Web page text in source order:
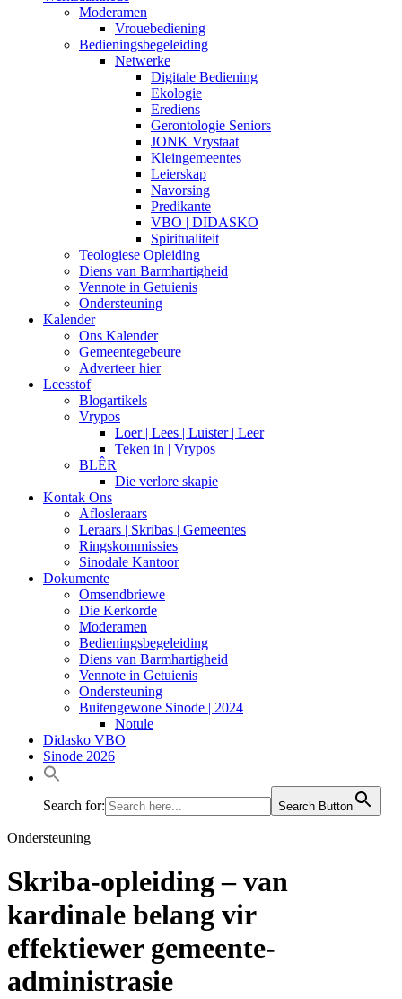
Moderamen
Vrouebediening
Bedieningsbegeleiding
Netwerke
Digitale Bediening
Ekologie
Erediens
Gerontologie Seniors
JONK Vrystaat
Kleingemeentes
Leierskap
Navorsing
Predikante
VBO | DIDASKO
Spiritualiteit
Teologiese Opleiding
Diens van Barmhartigheid
Vennote in Getuienis
Ondersteuning
Kalender
Ons Kalender
Gemeentegebeure
Adverteer hier
Leesstof
Blogartikels
Vrypos
Loer | Lees | Luister | Leer
Teken in | Vrypos
BLÊR
Die verlore skapie
Kontak Ons
Aflosleraars
Leraars | Skribas | Gemeentes
Ringskommissies
Sinodale Kantoor
Dokumente
Omsendbriewe
Die Kerkorde
Moderamen
Bedieningsbegeleiding
Diens van Barmhartigheid
Vennote in Getuienis
Ondersteuning
Buitengewone Sinode | 2024
Notule
Didasko VBO
Sinode 2026
Search for: Search Button
Ondersteuning
Skriba-opleiding – van
kardinale belang vir
effektiewer gemeente-
administrasie